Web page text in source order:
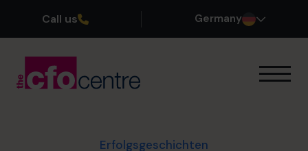
Call us Germany
Erfolgsgeschichten